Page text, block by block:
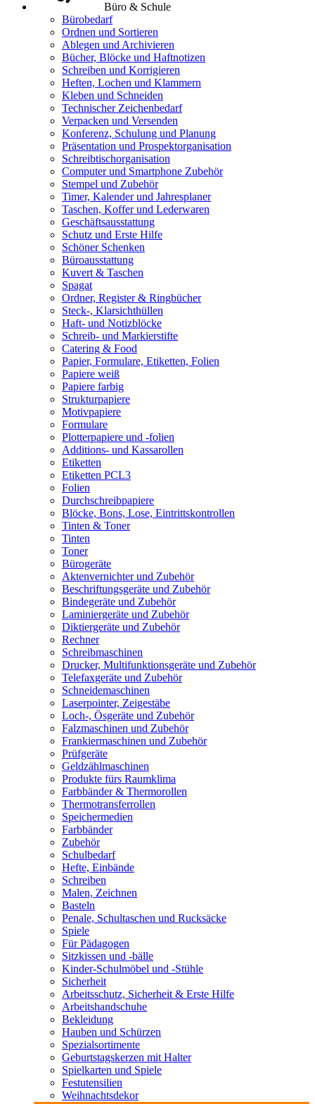
Büro & Schule
Bürobedarf
Ordnen und Sortieren
Ablegen und Archivieren
Bücher, Blöcke und Haftnotizen
Schreiben und Korrigieren
Heften, Lochen und Klammern
Kleben und Schneiden
Technischer Zeichenbedarf
Verpacken und Versenden
Konferenz, Schulung und Planung
Präsentation und Prospektorganisation
Schreibtischorganisation
Computer und Smartphone Zubehör
Stempel und Zubehör
Timer, Kalender und Jahresplaner
Taschen, Koffer und Lederwaren
Geschäftsausstattung
Schutz und Erste Hilfe
Schöner Schenken
Büroausstattung
Kuvert & Taschen
Spagat
Ordner, Register & Ringbücher
Steck-, Klarsichthüllen
Haft- und Notizblöcke
Schreib- und Markierstifte
Catering & Food
Papier, Formulare, Etiketten, Folien
Papiere weiß
Papiere farbig
Strukturpapiere
Motivpapiere
Formulare
Plotterpapiere und -folien
Additions- und Kassarollen
Etiketten
Etiketten PCL3
Folien
Durchschreibpapiere
Blöcke, Bons, Lose, Eintrittskontrollen
Tinten & Toner
Tinten
Toner
Bürogeräte
Aktenvernichter und Zubehör
Beschriftungsgeräte und Zubehör
Bindegeräte und Zubehör
Laminiergeräte und Zubehör
Diktiergeräte und Zubehör
Rechner
Schreibmaschinen
Drucker, Multifunktionsgeräte und Zubehör
Telefaxgeräte und Zubehör
Schneidemaschinen
Laserpointer, Zeigestäbe
Loch-, Ösgeräte und Zubehör
Falzmaschinen und Zubehör
Frankiermaschinen und Zubehör
Prüfgeräte
Geldzählmaschinen
Produkte fürs Raumklima
Farbbänder & Thermorollen
Thermotransferrollen
Speichermedien
Farbbänder
Zubehör
Schulbedarf
Hefte, Einbände
Schreiben
Malen, Zeichnen
Basteln
Penale, Schultaschen und Rucksäcke
Spiele
Für Pädagogen
Sitzkissen und -bälle
Kinder-Schulmöbel und -Stühle
Sicherheit
Arbeitsschutz, Sicherheit & Erste Hilfe
Arbeitshandschuhe
Bekleidung
Hauben und Schürzen
Spezialsortimente
Geburtstagskerzen mit Halter
Spielkarten und Spiele
Festutensilien
Weihnachtsdekor